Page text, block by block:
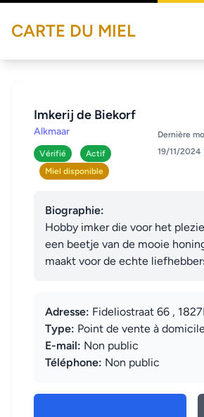
CARTE DU MIEL
Imkerij de Biekorf
Alkmaar
Vérifié
Actif
Miel disponible
Dernière
19/11/2024
Biographie:
Hobby imker die voor het
een beetje van de mooie
maakt voor de echte
Adresse: Fideliostraat 66 ,
Type: Point de vente à
E-mail: Non public
Téléphone: Non public